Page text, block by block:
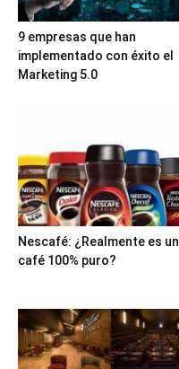
9 empresas que han
implementado con éxito el
Marketing 5.0
Nescafé: ¿Realmente es un
café 100% puro?